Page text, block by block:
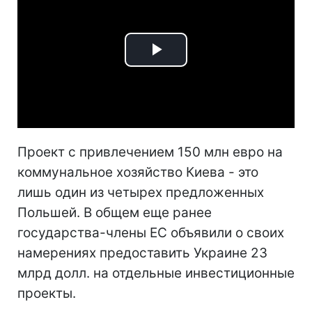
Play
Проект с привлечением 150 млн евро на
коммунальное хозяйство Киева - это
лишь один из четырех предложенных
Польшей. В общем еще ранее
государства-члены ЕС объявили о своих
намерениях предоставить Украине 23
млрд долл. на отдельные инвестиционные
проекты.